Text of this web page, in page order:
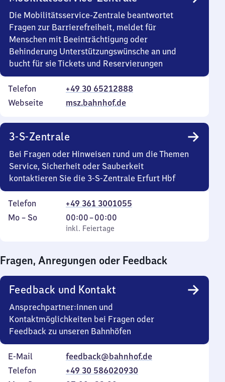
Die Mobilitätsservice-Zentrale beantwortet
Fragen zur Barrierefreiheit, meldet für
Menschen mit Beeinträchtigung oder
Behinderung Unterstützungswünsche an und
bucht für sie Tickets und Reservierungen
Telefon
+49 30 65212888
Webseite
msz.bahnhof.de
3-S-Zentrale
Bei Fragen oder Hinweisen rund um die Themen
Service, Sicherheit oder Sauberkeit
kontaktieren Sie die 3-S-Zentrale Erfurt Hbf
Telefon
+49 361 3001055
Montag
Mo – So,
inkl. Feiertage
00:00–00:00
Von
0
0
Uhr
inkl. Feiertage
Fragen, Anregungen oder Feedback
Feedback und Kontakt
Ansprechpartner:innen und
Kontaktmöglichkeiten bei Fragen oder
Feedback zu unseren Bahnhöfen
E-Mail
feedback@bahnhof.de
Telefon
+49 30 586020930